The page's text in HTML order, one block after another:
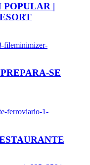
POPULAR |
fileminimizer-
SE
ferroviario-1-